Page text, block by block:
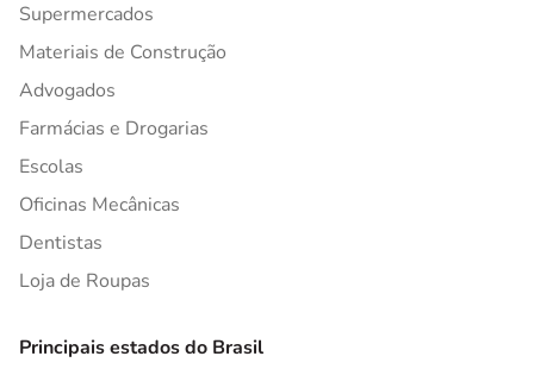
Supermercados
Materiais de Construção
Advogados
Farmácias e Drogarias
Escolas
Oficinas Mecânicas
Dentistas
Loja de Roupas
Principais estados do Brasil